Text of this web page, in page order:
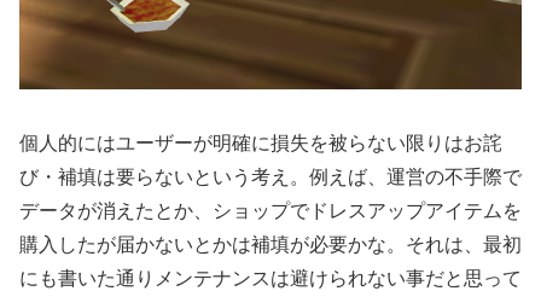
個人的にはユーザーが明確に損失を被らない限りはお詫
び・補填は要らないという考え。例えば、運営の不手際で
データが消えたとか、ショップでドレスアップアイテムを
購入したが届かないとかは補填が必要かな。それは、最初
にも書いた通りメンテナンスは避けられない事だと思って